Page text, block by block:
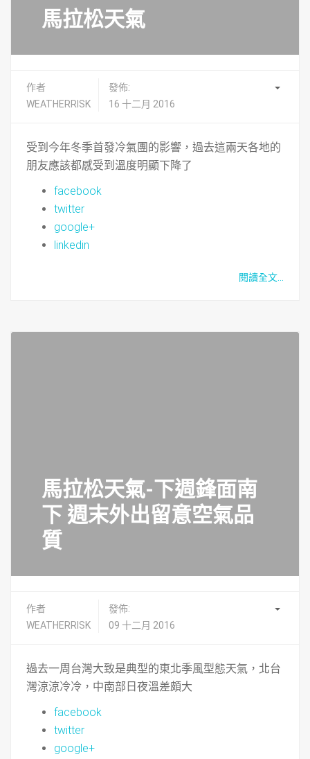
馬拉松天氣
作者
WEATHERRISK
發佈:
16 十二月 2016
受到今年冬季首發冷氣團的影響，過去這兩天各地的
朋友應該都感受到溫度明顯下降了
facebook
twitter
google+
linkedin
閱讀全文...
馬拉松天氣-下週鋒面南
下 週末外出留意空氣品
質
作者
WEATHERRISK
發佈:
09 十二月 2016
過去一周台灣大致是典型的東北季風型態天氣，北台
灣涼涼冷冷，中南部日夜溫差頗大
facebook
twitter
google+